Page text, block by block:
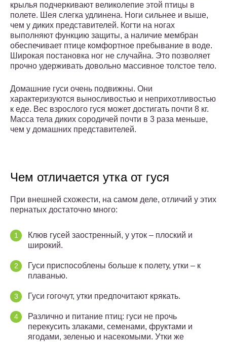
крылья подчеркивают великолепие этой птицы в
полете. Шея слегка удлинена. Ноги сильнее и выше,
чем у диких представителей. Когти на ногах
выполняют функцию защиты, а наличие мембран
обеспечивает птице комфортное пребывание в воде.
Широкая постановка ног не случайна. Это позволяет
прочно удерживать довольно массивное толстое тело.
Домашние гуси очень подвижны. Они
характеризуются выносливостью и неприхотливостью
к еде. Вес взрослого гуся может достигать почти 8 кг.
Масса тела диких сородичей почти в 3 раза меньше,
чем у домашних представителей.
Чем отличается утка от гуся
При внешней схожести, на самом деле, отличий у этих
пернатых достаточно много:
Клюв гусей заостренный, у уток – плоский и
широкий.
Гуси приспособлены больше к полету, утки – к
плаванью.
Гуси гогочут, утки предпочитают крякать.
Различно и питание птиц: гуси не прочь
перекусить злаками, семенами, фруктами и
ягодами, зеленью и насекомыми. Утки же